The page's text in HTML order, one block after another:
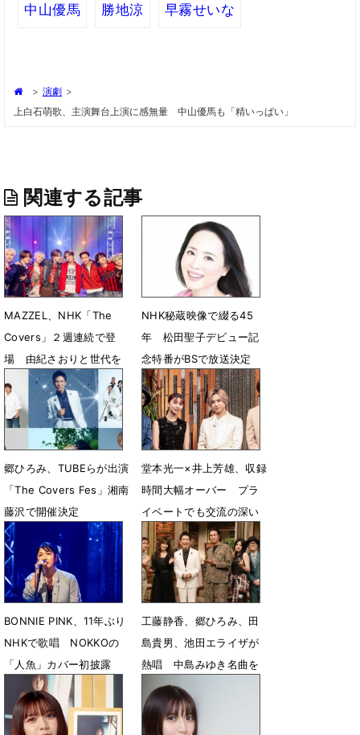
中山優馬 勝地涼 早霧せいな
> 演劇 >
上白石萌歌、主演舞台上演に感無量 中山優馬も「精いっぱい」
関連する記事
MAZZEL、NHK「The
Covers」２週連続で登
場 由紀さおりと世代を
超えた昭和歌謡トークも
4月30日 14時19分
NHK秘蔵映像で綴る45
年 松田聖子デビュー記
念特番がBSで放送決定
3月18日 07時00分
郷ひろみ、TUBEらが出演
「The Covers Fes」湘南
藤沢で開催決定
10月15日 13時46分
堂本光一×井上芳雄、収録
時間大幅オーバー プラ
イベートでも交流の深い
２人が喋りまくる
7月24日 17時00分
BONNIE PINK、11年ぶり
NHKで歌唱 NOKKOの
「人魚」カバー初披露
7月1日 11時59分
工藤静香、郷ひろみ、田
島貴男、池田エライザが
熱唱 中島みゆき名曲を
新アレンジでカバー
6月14日 15時08分